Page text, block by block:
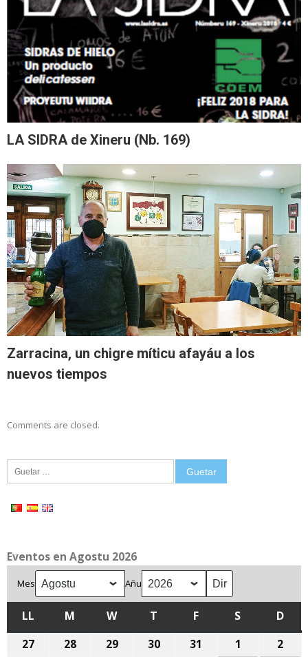
LA SIDRA de Xineru (Nb. 169)
Zarracina, un chigre míticu afayáu a los
nuevos tiempos
Comments are closed.
Eventos en Agostu 2026
Mes Añu
LL LLUNES
M MARTES
WMIÉRCOLES
T XUEVESFVIENRES
S SÁBADU
D
27
28 29 30 31 1 2